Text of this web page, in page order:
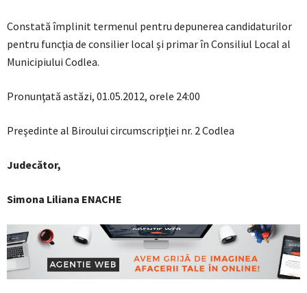
Constată împlinit termenul pentru depunerea candidaturilor
pentru funcţia de consilier local şi primar în Consiliul Local al
Municipiului Codlea.
Pronunţată astăzi, 01.05.2012, orele 24:00
Preşedinte al Biroului circumscripţiei nr. 2 Codlea
Judecător,
Simona Liliana ENACHE